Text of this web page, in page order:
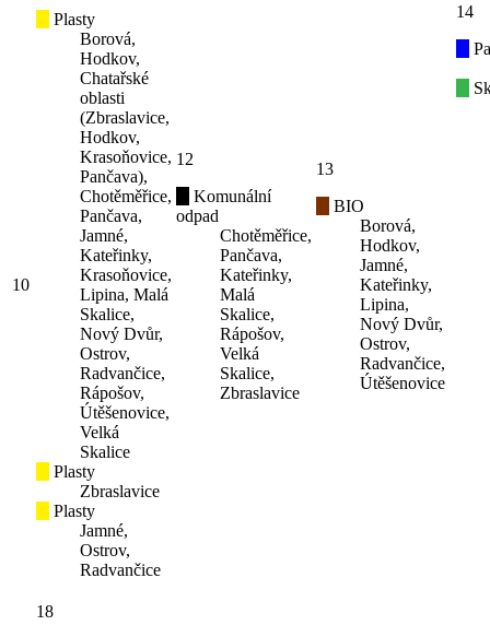
10
Plasty
Borová,
Hodkov,
Chatařské
oblasti
(Zbraslavice,
Hodkov,
Krasoňovice,
Pančava),
Chotěměřice,
Pančava,
Jamné,
Kateřinky,
Krasoňovice,
Lipina, Malá
Skalice,
Nový Dvůr,
Ostrov,
Radvančice,
Rápošov,
Útěšenovice,
Velká
Skalice
Plasty
Zbraslavice
Plasty
Jamné,
Ostrov,
Radvančice
12
Komunální
odpad
Chotěměřice,
Pančava,
Kateřinky,
Malá
Skalice,
Rápošov,
Velká
Skalice,
Zbraslavice
13
BIO
Borová,
Hodkov,
Jamné,
Kateřinky,
Lipina,
Nový Dvůr,
Ostrov,
Radvančice,
Útěšenovice
14
18